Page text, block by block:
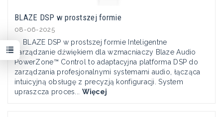
BLAZE DSP w prostszej formie
08-06-2025
BLAZE DSP w prostszej formie Inteligentne
zarządzanie dźwiękiem dla wzmacniaczy Blaze Audio
PowerZone™ Control to adaptacyjna platforma DSP do
zarządzania profesjonalnymi systemami audio, łącząca
intuicyjną obsługę z precyzją konfiguracji. System
upraszcza proces... Więcej